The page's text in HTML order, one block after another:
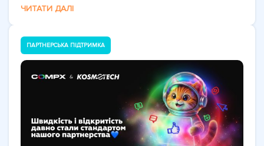
ЧИТАТИ ДАЛІ
ПАРТНЕРСЬКА ПІДТРИМКА